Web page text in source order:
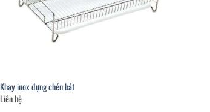
Khay inox đựng chén bát
Liên hệ